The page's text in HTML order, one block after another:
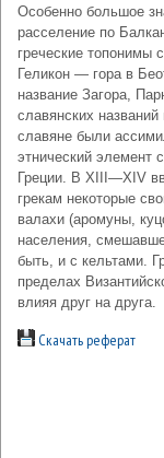
Особенно большое
расселение по
греческие топонимы
Геликон — гора в
название Загора,
славянских
славяне были
этнический элемент
Греции. В XIII—XIV
грекам некоторые
валахи (аромуны,
населения,
быть, и с кельтами.
пределах
влияя друг на друга.
Скачать реферат